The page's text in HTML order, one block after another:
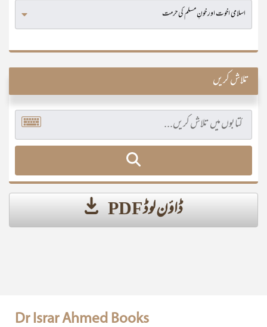
تلاش کریں
ڈاؤن لوڈ PDF
Dr Israr Ahmed Books